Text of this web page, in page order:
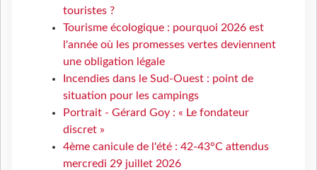
touristes ?
Tourisme écologique : pourquoi 2026 est
l'année où les promesses vertes deviennent
une obligation légale
Incendies dans le Sud-Ouest : point de
situation pour les campings
Portrait - Gérard Goy : « Le fondateur
discret »
4ème canicule de l'été : 42-43°C attendus
mercredi 29 juillet 2026